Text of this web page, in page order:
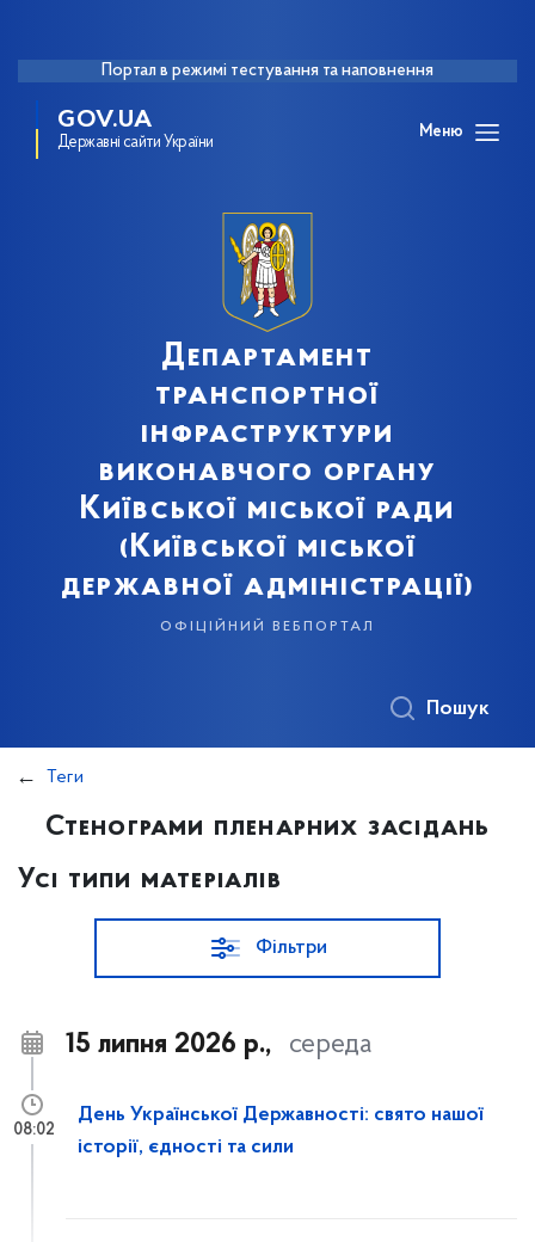
Портал в режимі тестування та наповнення
GOV.UA
Державні сайти України
Меню
Департамент
транспортної
інфраструктури
виконавчого органу
Київської міської ради
(Київської міської
державної адміністрації)
офіційний вебпортал
Пошук
Теги
Стенограми пленарних засідань
Усі типи матеріалів
Фільтри
15 липня 2026 р., середа
День Української Державності: свято нашої
історії, єдності та сили
08:02